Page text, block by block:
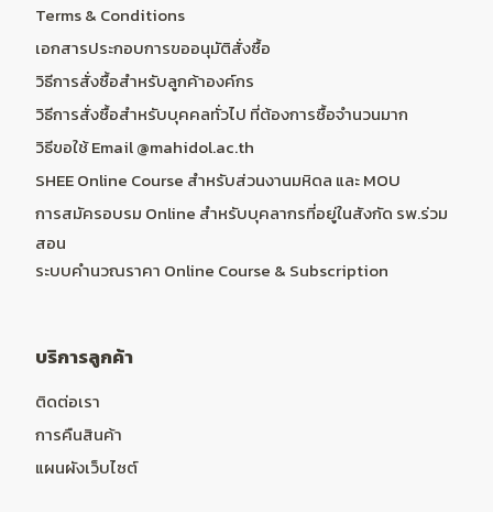
Terms & Conditions
เอกสารประกอบการขออนุมัติสั่งซื้อ
วิธีการสั่งซื้อสำหรับลูกค้าองค์กร
วิธีการสั่งซื้อสำหรับบุคคลทั่วไป ที่ต้องการซื้อจำนวนมาก
วิธีขอใช้ Email @mahidol.ac.th
SHEE Online Course สำหรับส่วนงานมหิดล และ MOU
การสมัครอบรม Online สำหรับบุคลากรที่อยู่ในสังกัด รพ.ร่วม
สอน
ระบบคำนวณราคา Online Course & Subscription
บริการลูกค้า
ติดต่อเรา
การคืนสินค้า
แผนผังเว็บไซต์